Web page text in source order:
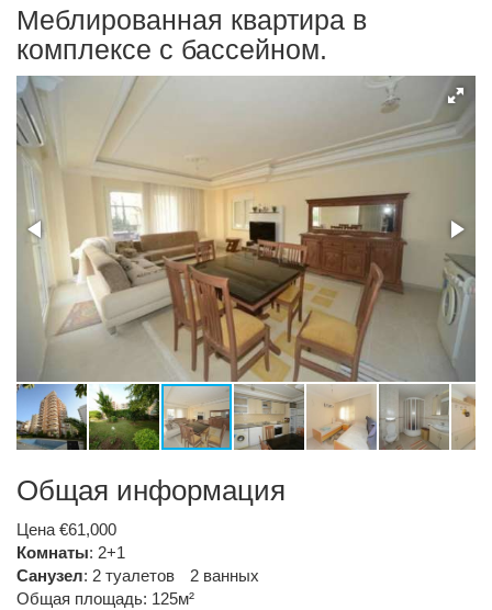
Меблированная квартира в
комплексе с бассейном.
Общая информация
Цена €61,000
Комнаты: 2+1
Санузел: 2 туалетов
2 ванных
Общая площадь: 125м²